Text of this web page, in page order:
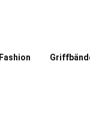
Fashion